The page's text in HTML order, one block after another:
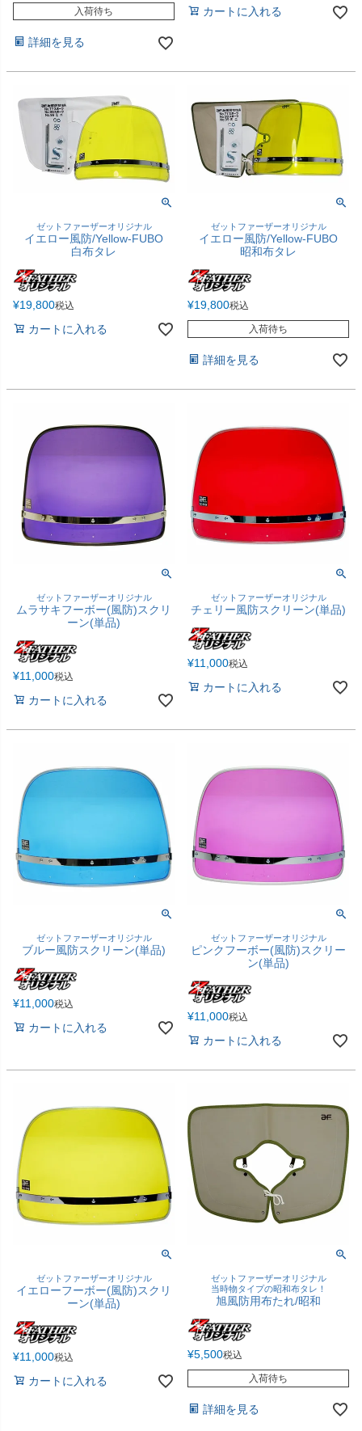
入荷待ち
詳細を見る
カートに入れる
ゼットファーザーオリジナル
イエロー風防/Yellow-FUBO
白布タレ
¥19,800税込
カートに入れる
ゼットファーザーオリジナル
イエロー風防/Yellow-FUBO
昭和布タレ
¥19,800税込
入荷待ち
詳細を見る
ゼットファーザーオリジナル
ムラサキフーボー(風防)スクリ
ーン(単品)
¥11,000税込
カートに入れる
ゼットファーザーオリジナル
チェリー風防スクリーン(単品)
¥11,000税込
カートに入れる
ゼットファーザーオリジナル
ブルー風防スクリーン(単品)
¥11,000税込
カートに入れる
ゼットファーザーオリジナル
ピンクフーボー(風防)スクリー
ン(単品)
¥11,000税込
カートに入れる
ゼットファーザーオリジナル
イエローフーボー(風防)スクリ
ーン(単品)
¥11,000税込
カートに入れる
ゼットファーザーオリジナル
当時物タイプの昭和布タレ！
旭風防用布たれ/昭和
¥5,500税込
入荷待ち
詳細を見る